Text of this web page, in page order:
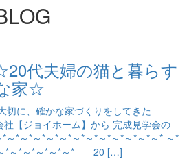
代夫婦の猫と暮らす
家☆
切に、確かな家づくりをしてきた
社【ジョイホーム】から 完成見学会の
*～*～*～*～*～*～*～*～*～*～*～* ～*
～*～*～*～*～*～* 20 […]